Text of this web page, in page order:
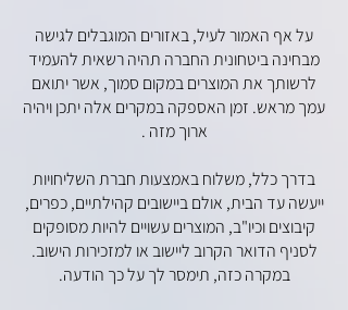
על אף האמור לעיל, באזורים המוגבלים לגישה
מבחינה ביטחונית החברה תהיה רשאית להעמיד
לרשותך את המוצרים במקום סמוך, אשר יתואם
עמך מראש. זמן האספקה במקרים אלה יתכן ויהיה
ארוך מזה .
בדרך כלל, משלוח באמצעות חברת השליחויות
ייעשה עד הבית, אולם ביישובים קהילתיים, כפרים,
קיבוצים וכיו"ב, המוצרים עשויים להיות מסופקים
לסניף הדואר הקרוב ליישוב או למזכירות הישוב.
במקרה כזה, תימסר לך על כך הודעה.